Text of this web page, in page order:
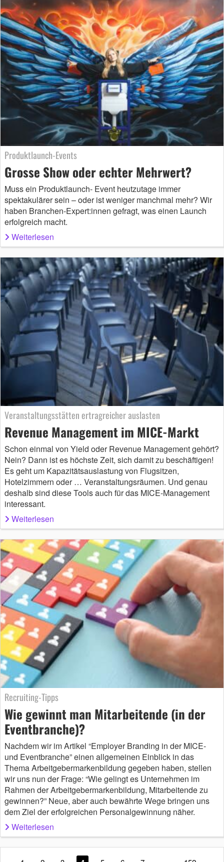
Produktlaunch-Events
Grosse Show oder echter Mehrwert?
Muss ein Produktlaunch- Event heutzutage immer
spektakulärer sein – oder ist weniger manchmal mehr? Wir
haben Branchen-Expert:innen gefragt, was einen Launch
erfolgreich macht.
Weiterlesen
Veranstaltungsstätten ertragreicher auslasten
Revenue Management im MICE-Markt
Schon einmal von Yield oder Revenue Management gehört?
Nein? Dann ist es höchste Zeit, sich damit zu beschäftigen!
Es geht um Kapazitätsauslastung von Flugsitzen,
Hotelzimmern oder … Veranstaltungsräumen. Und genau
deshalb sind diese Tools auch für das MICE-Management
interessant.
Weiterlesen
Recruiting-Tipps
Wie gewinnt man Mitarbeitende (in der
Eventbranche)?
Nachdem wir im Artikel “Employer Branding in der MICE-
und Eventbranche” einen allgemeinen Einblick in das
Thema Arbeitgebermarkenbildung gegeben haben, stellen
wir uns nun der Frage: “Wie gelingt es Unternehmen im
Rahmen der Arbeitgebermarkenbildung, Mitarbeitende zu
gewinnen?” Neue, aber auch bewährte Wege bringen uns
dem Ziel der erfolgreichen Personalgewinnung näher.
Weiterlesen